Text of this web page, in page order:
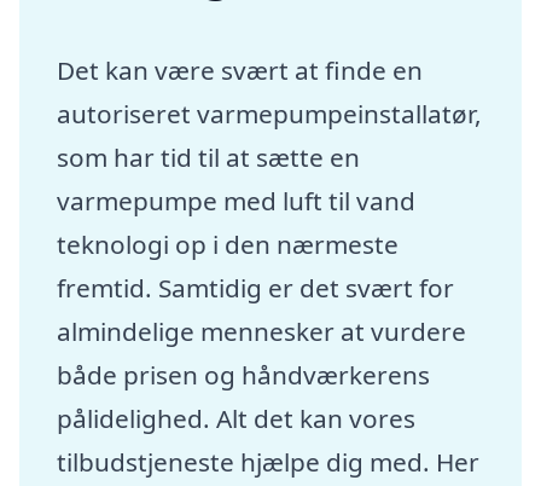
Det kan være svært at finde en
autoriseret varmepumpeinstallatør,
som har tid til at sætte en
varmepumpe med luft til vand
teknologi op i den nærmeste
fremtid. Samtidig er det svært for
almindelige mennesker at vurdere
både prisen og håndværkerens
pålidelighed. Alt det kan vores
tilbudstjeneste hjælpe dig med. Her